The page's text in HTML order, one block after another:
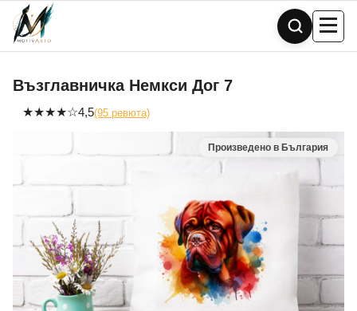
Skip
content
Възглавничка Немкси Дог 7
★★★★☆4,5(95 ревюта)